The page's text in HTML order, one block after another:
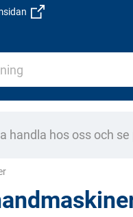
handla hos oss och